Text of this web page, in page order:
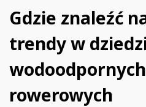
Gdzie znaleźć
trendy w
rowerowych